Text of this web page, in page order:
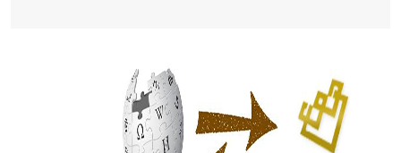
الحكم، الأدلة، تنظيم التغذية، ورسالته في جروح الرأس. ويعود
له الفضل بأنه حرر الطب من الدين والفلسفة.